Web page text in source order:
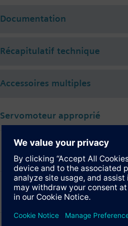
Documentation
Récapitulatif technique
Accessoires multiples
Servomoteur approprié
SKC32.61
Servomoteur pour vanne
SKC82.61
Servomoteur pour vanne
SKC82.60